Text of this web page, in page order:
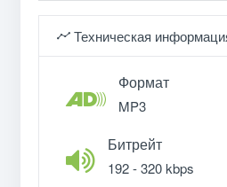
Техническая
Формат
MP3
Битрейт
192 - 320 kbps